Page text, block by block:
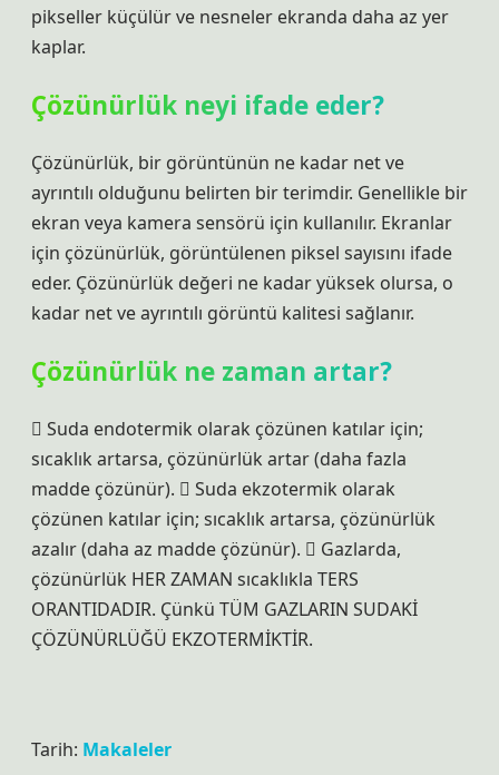
pikseller küçülür ve nesneler ekranda daha az yer
kaplar.
Çözünürlük neyi ifade eder?
Çözünürlük, bir görüntünün ne kadar net ve
ayrıntılı olduğunu belirten bir terimdir. Genellikle bir
ekran veya kamera sensörü için kullanılır. Ekranlar
için çözünürlük, görüntülenen piksel sayısını ifade
eder. Çözünürlük değeri ne kadar yüksek olursa, o
kadar net ve ayrıntılı görüntü kalitesi sağlanır.
Çözünürlük ne zaman artar?
 Suda endotermik olarak çözünen katılar için;
sıcaklık artarsa, çözünürlük artar (daha fazla
madde çözünür).  Suda ekzotermik olarak
çözünen katılar için; sıcaklık artarsa, çözünürlük
azalır (daha az madde çözünür).  Gazlarda,
çözünürlük HER ZAMAN sıcaklıkla TERS
ORANTIDADIR. Çünkü TÜM GAZLARIN SUDAKİ
ÇÖZÜNÜRLÜĞÜ EKZOTERMİKTİR.
Tarih: Makaleler